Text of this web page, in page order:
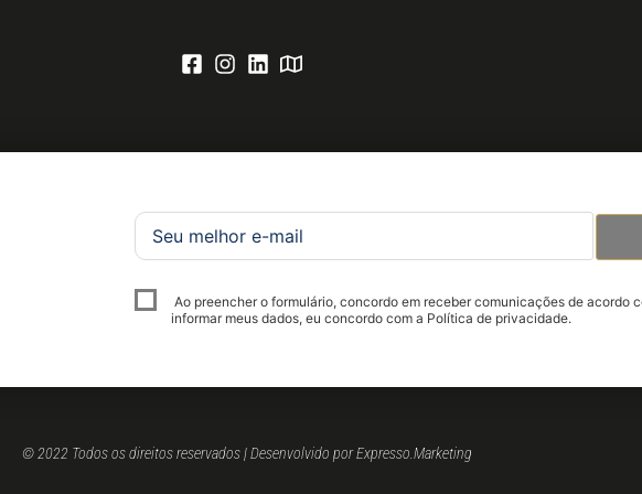
Ao preencher o formulário, concordo em receber comunicações de acordo
informar meus dados, eu concordo com a Política de privacidade.
© 2022 Todos os direitos reservados | Desenvolvido por Expresso.Marketing